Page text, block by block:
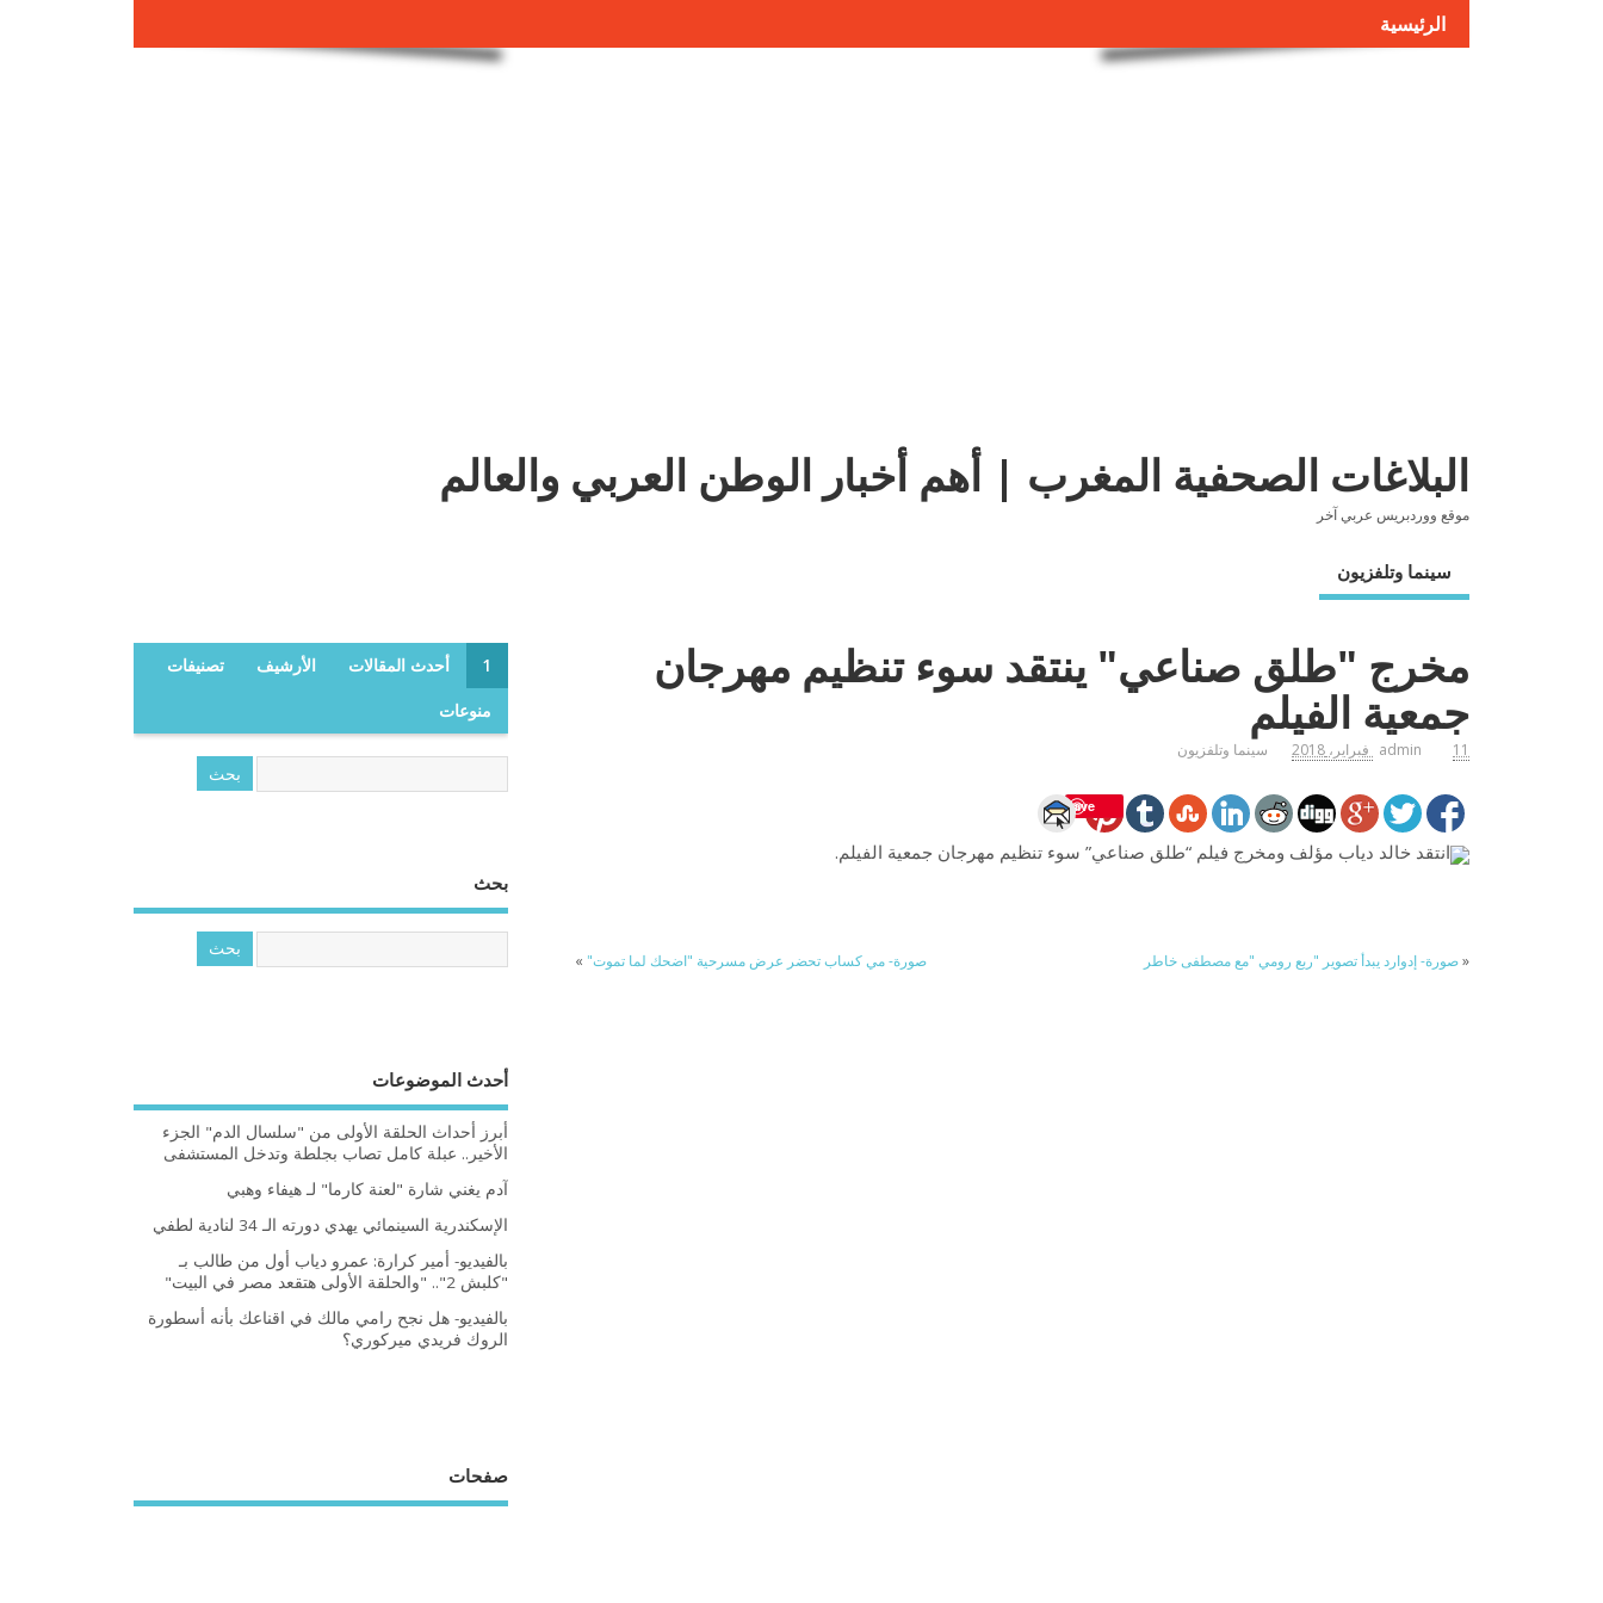
الرئيسية
البلاغات الصحفية المغرب | أهم أخبار الوطن العربي والعالم
موقع ووردبريس عربي آخر
سينما وتلفزيون
مخرج "طلق صناعي" ينتقد سوء تنظيم مهرجان
جمعية الفيلم
admin 11 فبراير، 2018 سينما وتلفزيون
Save
انتقد خالد دياب مؤلف ومخرج فيلم “طلق صناعي” سوء تنظيم مهرجان جمعية الفيلم.
«صورة- إدوارد يبدأ تصوير "ربع رومي "مع مصطفى خاطر صورة- مي كساب تحضر عرض مسرحية "اضحك لما تموت" »
1 أحدث المقالات الأرشيف تصنيفات
منوعات
بحث
أحدث الموضوعات
أبرز أحداث الحلقة الأولى من "سلسال الدم" الجزء
الأخير.. عبلة كامل تصاب بجلطة وتدخل المستشفى
آدم يغني شارة "لعنة كارما" لـ هيفاء وهبي
الإسكندرية السينمائي يهدي دورته الـ 34 لنادية لطفي
بالفيديو- أمير كرارة: عمرو دياب أول من طالب بـ
"كلبش 2".. "والحلقة الأولى هتقعد مصر في البيت"
بالفيديو- هل نجح رامي مالك في اقناعك بأنه أسطورة
الروك فريدي ميركوري؟
صفحات